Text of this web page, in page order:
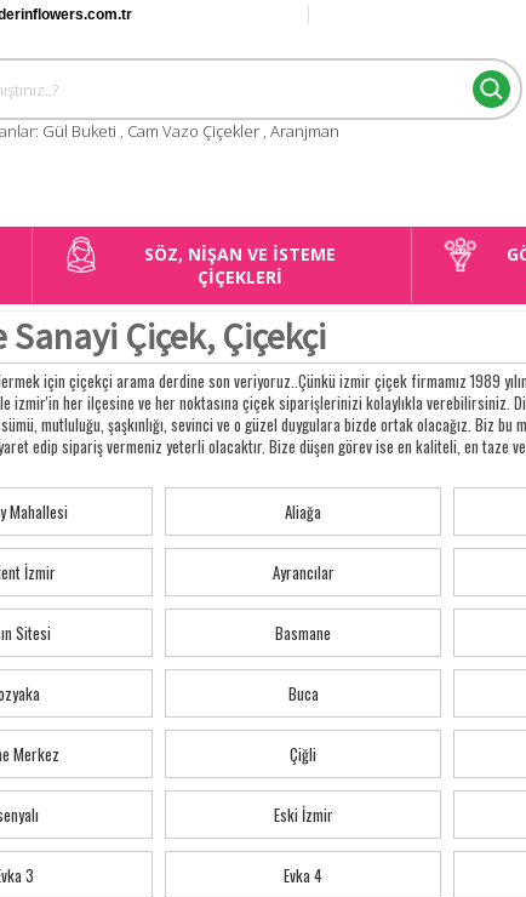
Gül Buketi , Cam Vazo Çiçekler , Aranjman
SÖZ, NİŞAN VE İSTEME
ÇİÇEKLERİ
Çiçek, Çiçekçi
için çiçekçi arama derdine son veriyoruz..Çünkü izmir çiçek firmamız 1989
ile izmir'in her ilçesine ve her noktasına çiçek siparişlerinizi kolaylıkla
mutluluğu, şaşkınlığı, sevinci ve o güzel duygulara bizde ortak olacağız. Biz bu
edip sipariş vermeniz yeterli olacaktır. Bize düşen görev ise en kaliteli, en taze
Mahallesi Aliağa
İzmir Ayrancılar
Sitesi Basmane
Buca
Merkez Çiğli
Eski İzmir
3 Evka 4